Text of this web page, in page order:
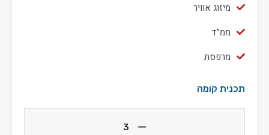
מיזוג אוויר
ממ"ד
מרפסת
תכנית קומה
3